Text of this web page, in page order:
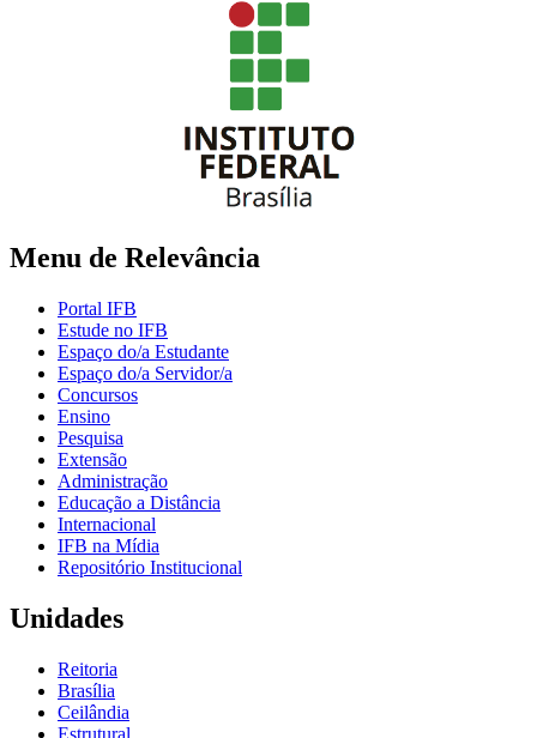
Menu de Relevância
Portal IFB
Estude no IFB
Espaço do/a Estudante
Espaço do/a Servidor/a
Concursos
Ensino
Pesquisa
Extensão
Administração
Educação a Distância
Internacional
IFB na Mídia
Repositório Institucional
Unidades
Reitoria
Brasília
Ceilândia
Estrutural